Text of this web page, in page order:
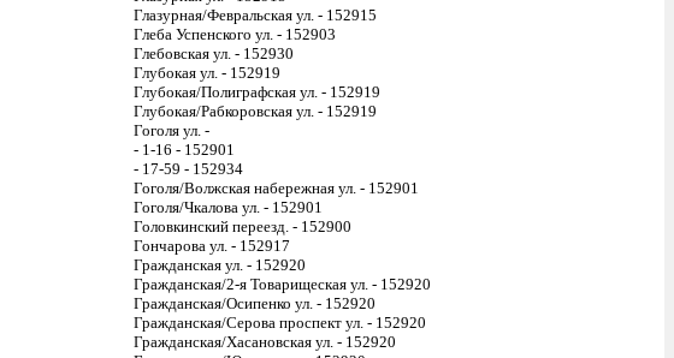
Глазурная/Февральская ул. - 152915
Глеба Успенского ул. - 152903
Глебовская ул. - 152930
Глубокая ул. - 152919
Глубокая/Полиграфская ул. - 152919
Глубокая/Рабкоровская ул. - 152919
Гоголя ул. -
- 1-16 - 152901
- 17-59 - 152934
Гоголя/Волжская набережная ул. - 152901
Гоголя/Чкалова ул. - 152901
Головкинский переезд. - 152900
Гончарова ул. - 152917
Гражданская ул. - 152920
Гражданская/2-я Товарищеская ул. - 152920
Гражданская/Осипенко ул. - 152920
Гражданская/Серова проспект ул. - 152920
Гражданская/Хасановская ул. - 152920